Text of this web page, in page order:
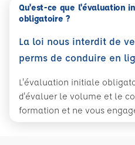
Qu'est-ce que l'évaluation
obligatoire ?
La loi nous interdit de
perms de conduire en
L'évaluation initiale
d'évaluer le volume et le
formation et ne vous